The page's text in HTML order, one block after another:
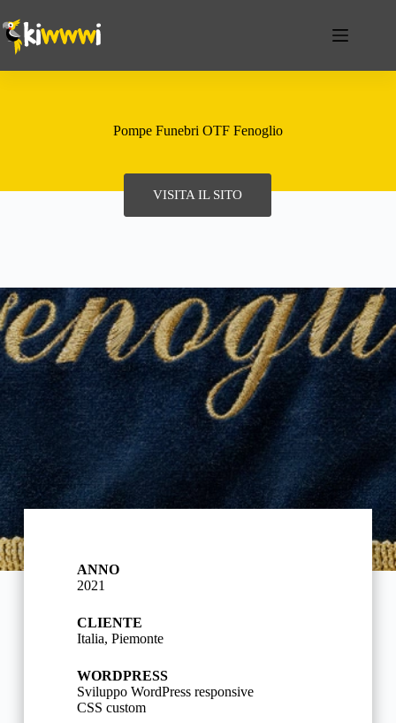
Pompe Funebri OTF Fenoglio
VISITA IL SITO
ANNO
2021
CLIENTE
Italia, Piemonte
WORDPRESS
Sviluppo WordPress responsive
CSS custom